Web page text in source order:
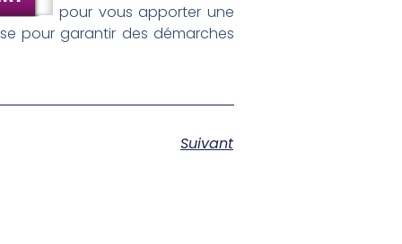
pour vous apporter une
pour garantir des démarches
Suivant